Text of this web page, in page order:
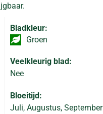
Bladkleur:
Groen
Veelkleurig blad:
Nee
Bloeitijd:
Juli, Augustus, September